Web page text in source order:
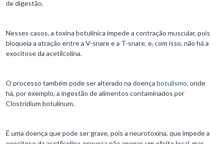
de digestão.
Nesses casos, a toxina botulínica impede a contração muscular, pois
bloqueia a atração entre a V-snare e a T-snare, e, com isso, não há a
exocitose da acetilcolina.
O processo também pode ser alterado na doença botulismo, onde
há, por exemplo, a ingestão de alimentos contaminados por
Clostridium botulinum.
É uma doença que pode ser grave, pois a neurotoxina, que impede a